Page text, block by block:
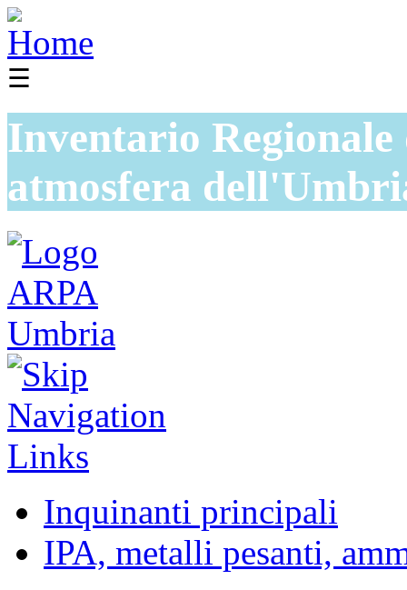
☰
Inventario
atmosfera
Inquinanti principali
IPA, metalli pesanti,